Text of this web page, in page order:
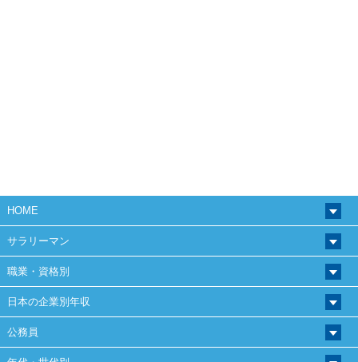
HOME
サラリーマン
職業・資格別
日本の企業別年収
公務員